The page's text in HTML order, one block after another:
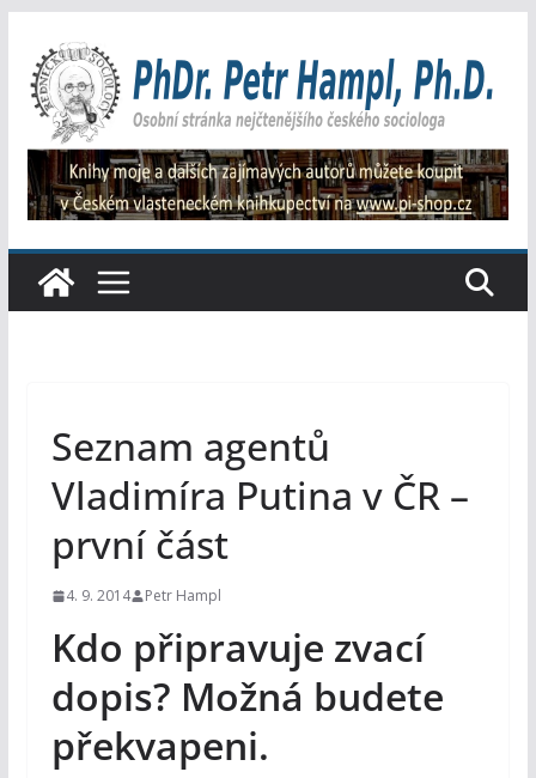
obsah
Seznam agentů
Vladimíra Putina v ČR –
první část
4. 9. 2014 Petr Hampl
Kdo připravuje zvací
dopis? Možná budete
překvapeni.